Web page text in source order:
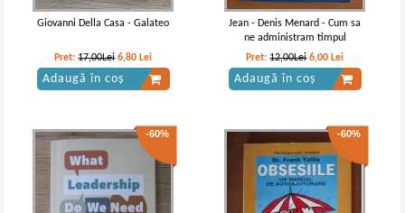
Giovanni Della Casa - Galateo
Pret:17,00Lei 6,80 Lei
Adaugă în coș
Jean - Denis Menard - Cum sa
ne administram timpul
Pret:12,00Lei 6,00 Lei
Adaugă în coș
-60% -60%